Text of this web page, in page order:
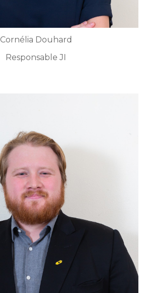
Cornélia Douhard
Responsable JI